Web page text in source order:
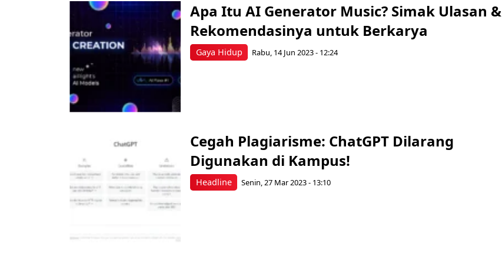
Gaya Hidup
Apa Itu AI Generator Music? Simak Ulasan &
Rekomendasinya untuk Berkarya
Rabu, 14 Jun 2023 - 12:24
Headline
Cegah Plagiarisme: ChatGPT Dilarang
Digunakan di Kampus!
Senin, 27 Mar 2023 - 13:10